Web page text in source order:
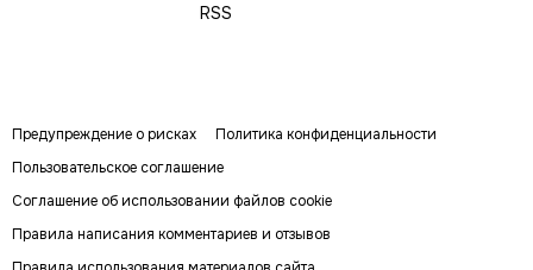
RSS
Предупреждение о рисках
Политика конфиденциальности
Пользовательское соглашение
Соглашение об использовании файлов cookie
Правила написания комментариев и отзывов